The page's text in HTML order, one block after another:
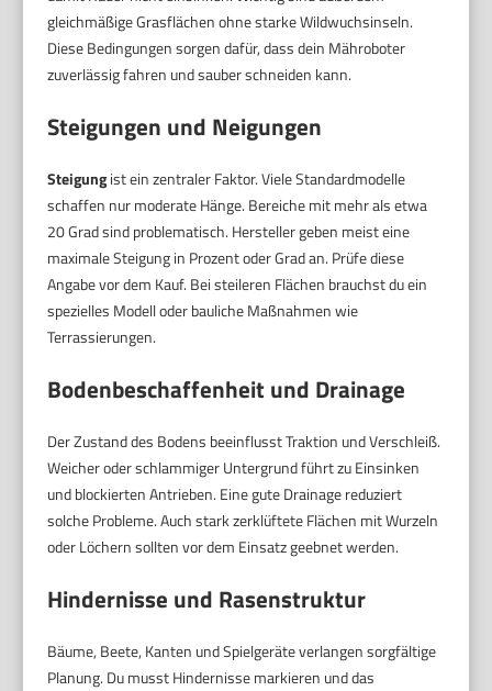
gleichmäßige Grasflächen ohne starke Wildwuchsinseln.
Diese Bedingungen sorgen dafür, dass dein Mähroboter
zuverlässig fahren und sauber schneiden kann.
Steigungen und Neigungen
Steigungist ein zentraler Faktor. Viele Standardmodelle
schaffen nur moderate Hänge. Bereiche mit mehr als etwa
20 Grad sind problematisch. Hersteller geben meist eine
maximale Steigung in Prozent oder Grad an. Prüfe diese
Angabe vor dem Kauf. Bei steileren Flächen brauchst du ein
spezielles Modell oder bauliche Maßnahmen wie
Terrassierungen.
Bodenbeschaffenheit und Drainage
Der Zustand des Bodens beeinflusst Traktion und Verschleiß.
Weicher oder schlammiger Untergrund führt zu Einsinken
und blockierten Antrieben. Eine gute Drainage reduziert
solche Probleme. Auch stark zerklüftete Flächen mit Wurzeln
oder Löchern sollten vor dem Einsatz geebnet werden.
Hindernisse und Rasenstruktur
Bäume, Beete, Kanten und Spielgeräte verlangen sorgfältige
Planung. Du musst Hindernisse markieren und das